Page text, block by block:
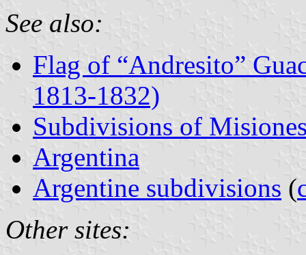
See also:
Flag of “Andresito”
1813-1832)
Subdivisions of
Argentina
Argentine subdivisions (
Other sites: